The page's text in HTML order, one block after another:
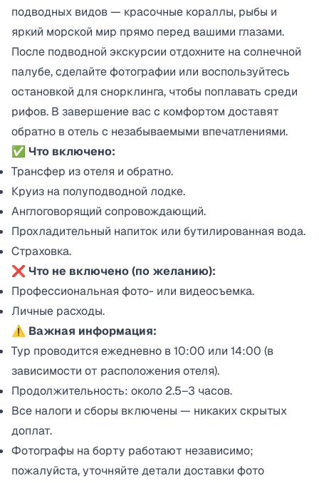
подводных видов — красочные кораллы, рыбы и
яркий морской мир прямо перед вашими глазами.
После подводной экскурсии отдохните на солнечной
палубе, сделайте фотографии или воспользуйтесь
остановкой для снорклинга, чтобы поплавать среди
рифов. В завершение вас с комфортом доставят
обратно в отель с незабываемыми впечатлениями.
✅ Что включено:
Трансфер из отеля и обратно.
Круиз на полуподводной лодке.
Англоговорящий сопровождающий.
Прохладительный напиток или бутилированная вода.
Страховка.
❌ Что не включено (по желанию):
Профессиональная фото- или видеосъемка.
Личные расходы.
⚠️ Важная информация:
Тур проводится ежедневно в 10:00 или 14:00 (в
зависимости от расположения отеля).
Продолжительность: около 2.5–3 часов.
Все налоги и сборы включены — никаких скрытых
доплат.
Фотографы на борту работают независимо;
пожалуйста, уточняйте детали доставки фото